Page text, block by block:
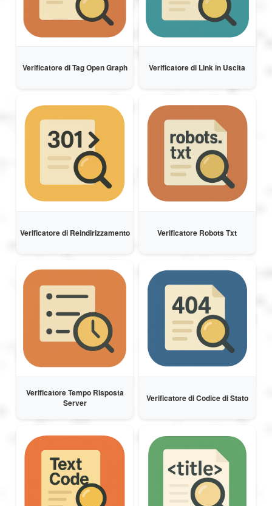
Verificatore di Tag Open Graph Verificatore di Link in Uscita
Verificatore di Reindirizzamento Verificatore Robots Txt
Verificatore Tempo Risposta
Server
Verificatore di Codice di Stato